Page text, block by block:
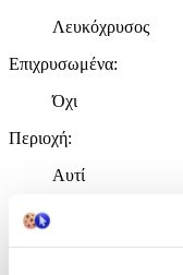
Λευκόχρυσος
Επιχρυσωμένα:
Όχι
Περιοχή:
Αυτί
Σετ:
Όχι